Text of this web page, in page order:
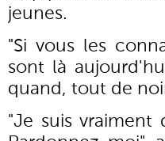
jeunes.
"Si vous les
sont là
quand, tout de
"Je suis vraiment